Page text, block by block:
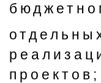
проектов;